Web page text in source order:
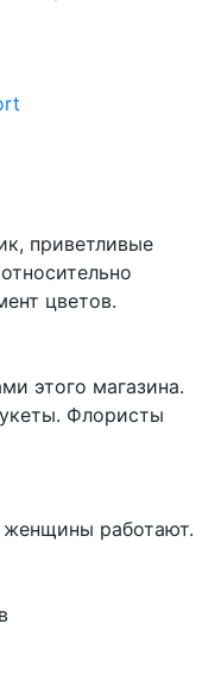
приветливые
цветов.
этого магазина.
Флористы
работают.